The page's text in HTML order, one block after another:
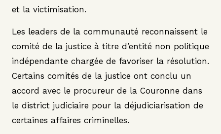
et la victimisation.
Les leaders de la communauté reconnaissent le
comité de la justice à titre d’entité non politique
indépendante chargée de favoriser la résolution.
Certains comités de la justice ont conclu un
accord avec le procureur de la Couronne dans
le district judiciaire pour la déjudiciarisation de
certaines affaires criminelles.